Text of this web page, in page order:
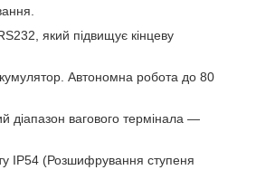
який підвищує кінцеву
Автономна робота до 80
діапазон вагового термінала —
IP54 (Розшифрування ступеня